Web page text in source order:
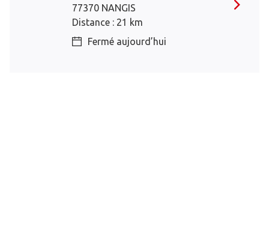
77370 NANGIS
Distance : 21 km
Fermé aujourd’hui